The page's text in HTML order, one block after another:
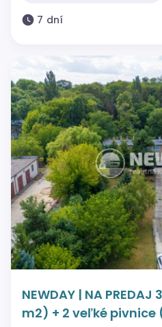
7 dní
NEWDAY | NA
m2) + 2 veľké pivnice